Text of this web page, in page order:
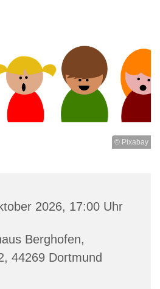
© Pixabay
2026, 17:00 Uhr
Berghofen,
44269 Dortmund